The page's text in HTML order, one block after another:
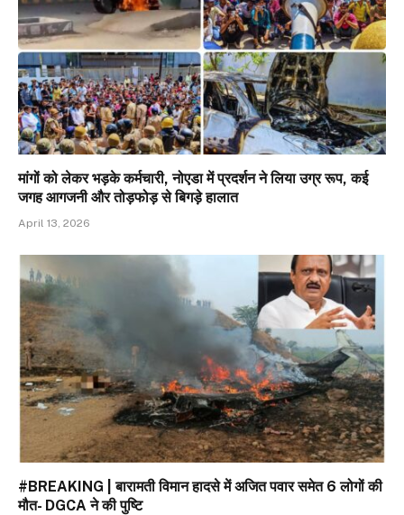
मांगों को लेकर भड़के कर्मचारी, नोएडा में प्रदर्शन ने लिया उग्र रूप, कई
जगह आगजनी और तोड़फोड़ से बिगड़े हालात
April 13, 2026
#BREAKING | बारामती विमान हादसे में अजित पवार समेत 6 लोगों की
मौत- DGCA ने की पुष्टि